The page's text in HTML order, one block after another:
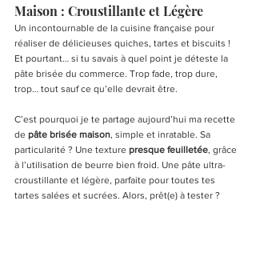
Maison : Croustillante et Légère
Un incontournable de la cuisine française pour
réaliser de délicieuses quiches, tartes et biscuits !
Et pourtant… si tu savais à quel point je déteste la
pâte brisée du commerce. Trop fade, trop dure,
trop… tout sauf ce qu’elle devrait être.
C’est pourquoi je te partage aujourd’hui ma recette
de pâte brisée maison , simple et inratable. Sa
particularité ? Une texture presque feuilletée , grâce
à l’utilisation de beurre bien froid. Une pâte ultra-
croustillante et légère, parfaite pour toutes tes
tartes salées et sucrées. Alors, prêt(e) à tester ?